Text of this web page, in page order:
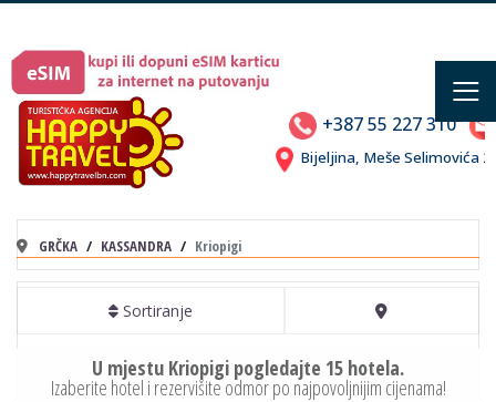
+387 55 227 310
Bijeljina, Meše Selimovića
GRČKA KASSANDRA Kriopigi
Sortiranje
U mjestu Kriopigi pogledajte 15 hotela.
Izaberite hotel i rezervišite odmor po najpovoljnijim cijenama!
≡